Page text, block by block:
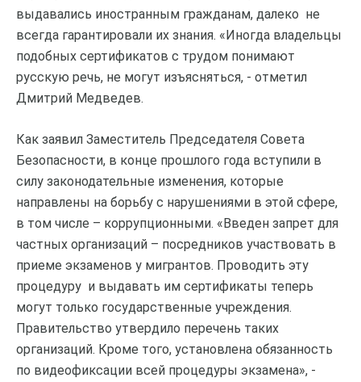
выдавались иностранным гражданам, далеко не
всегда гарантировали их знания. «Иногда владельцы
подобных сертификатов с трудом понимают
русскую речь, не могут изъясняться, - отметил
Дмитрий Медведев.
Как заявил Заместитель Председателя Совета
Безопасности, в конце прошлого года вступили в
силу законодательные изменения, которые
направлены на борьбу с нарушениями в этой сфере,
в том числе – коррупционными. «Введен запрет для
частных организаций – посредников участвовать в
приеме экзаменов у мигрантов. Проводить эту
процедуру и выдавать им сертификаты теперь
могут только государственные учреждения.
Правительство утвердило перечень таких
организаций. Кроме того, установлена обязанность
по видеофиксации всей процедуры экзамена», -